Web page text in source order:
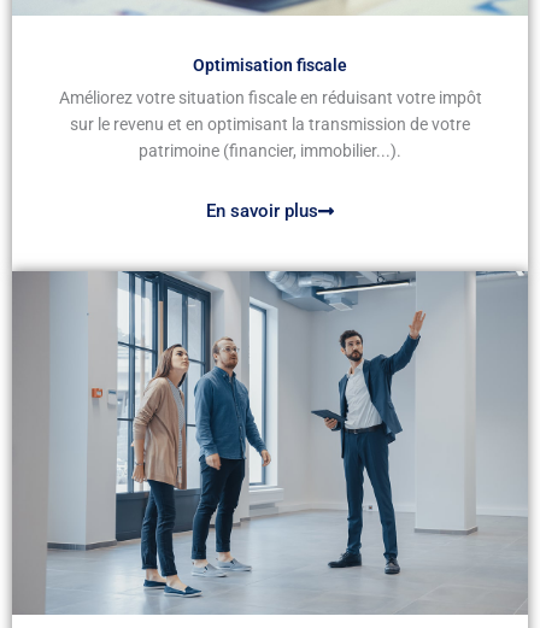
Optimisation fiscale
Améliorez votre situation fiscale en réduisant votre impôt
sur le revenu et en optimisant la transmission de votre
patrimoine (financier, immobilier...).
En savoir plus